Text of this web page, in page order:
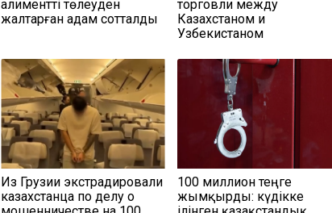
алиментті төлеуден
жалтарған адам сотталды
торговли между
Казахстаном и
Узбекистаном
Из Грузии экстрадировали
казахстанца по делу о
100 миллион теңге
жымқырды: күдікке